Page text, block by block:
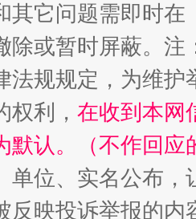
近 山西：
其它问题需即时在
除或暂时屏蔽。
法规规定，为维
利， 在收到本网
默认。（不作回应
单位、实名公布
反映投诉举报的